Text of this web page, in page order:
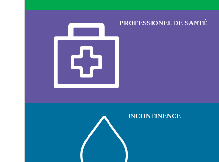
PROFESSIONEL DE SANTÉ
INCONTINENCE